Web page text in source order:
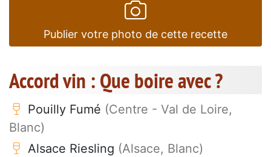
Publier votre photo de cette recette
Accord vin : Que boire avec ?
Pouilly Fumé (Centre - Val de Loire,
Blanc)
Alsace Riesling (Alsace, Blanc)